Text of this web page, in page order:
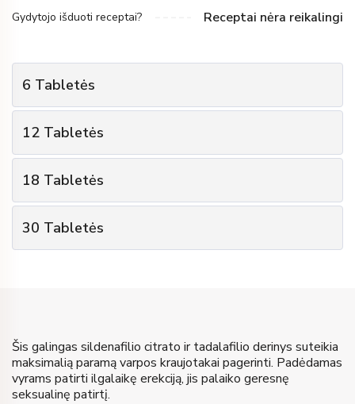
Gydytojo išduoti receptai? Receptai nėra reikalingi
6 Tabletės
Pakuočių kiekis 1
Kaina už pakuotę
Kaina
12 Tabletės
Pakuočių kiekis 2
Kaina už pakuotę
18 Tabletės
Pakuočių kiekis 3
Kaina už pakuotę
Pirkti
30 Tabletės
3 Tabletės
Kaina €105
Šis galingas sildenafilio citrato ir tadalafilio derinys suteikia
maksimalią paramą varpos kraujotakai pagerinti. Padėdamas
vyrams patirti ilgalaikę erekciją, jis palaiko geresnę
seksualinę patirtį.